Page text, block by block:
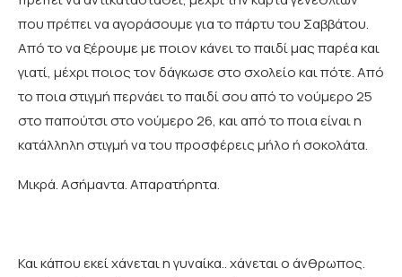
που πρέπει να αγοράσουμε για το πάρτυ του Σαββάτου.
Από το να ξέρουμε με ποιον κάνει το παιδί μας παρέα και
γιατί, μέχρι ποιος τον δάγκωσε στο σχολείο και πότε. Από
το ποια στιγμή περνάει το παιδί σου από το νούμερο 25
στο παπούτσι στο νούμερο 26, και από το ποια είναι η
κατάλληλη στιγμή να του προσφέρεις μήλο ή σοκολάτα.
Μικρά. Ασήμαντα. Απαρατήρητα.
Και κάπου εκεί χάνεται η γυναίκα.. χάνεται ο άνθρωπος.